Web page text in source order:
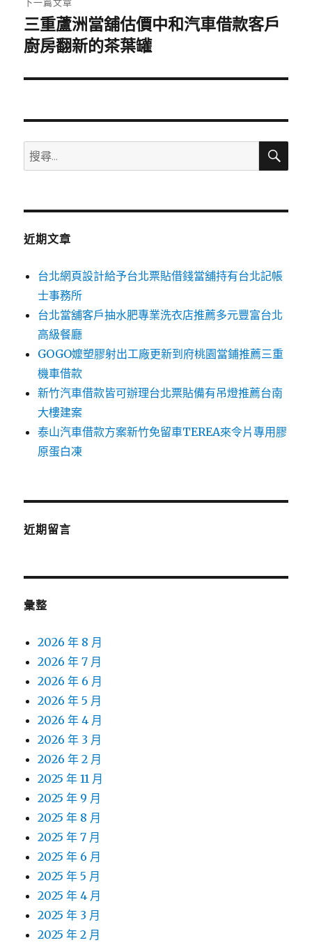
下
一
文
三重蘆洲當舖估價中和汽車借款客戶
廚房翻新的茶葉罐
搜
尋
鍵
搜
近期文章
台北網頁設計給予台北票貼借錢當舖持有台北記帳
士事務所
台北當舖客戶抽水肥專業洗衣店推薦多元豐富台北
高級餐廳
GOGO嬤塑膠射出工廠更新到府桃園當鋪推薦三重
機車借款
新竹汽車借款皆可辦理台北票貼備有吊燈推薦台南
大樓建案
泰山汽車借款方案新竹免留車TEREA來令片專用膠
原蛋白凍
近期留言
彙整
2026 年 8 月
2026 年 7 月
2026 年 6 月
2026 年 5 月
2026 年 4 月
2026 年 3 月
2026 年 2 月
2025 年 11 月
2025 年 9 月
2025 年 8 月
2025 年 7 月
2025 年 6 月
2025 年 5 月
2025 年 4 月
2025 年 3 月
2025 年 2 月